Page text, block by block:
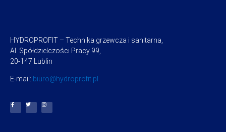
HYDROPROFIT – Technika grzewcza i sanitarna,
Al. Spółdzielczości Pracy 99,
20-147 Lublin
E-mail: biuro@hydroprofit.pl